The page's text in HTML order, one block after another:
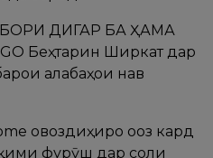
БОРИ ДИГАР БА ҲАМА
Беҳтарин Ширкат дар
ғалабаҳои нав
овоздиҳиро оғоз кард
фурӯш дар соли